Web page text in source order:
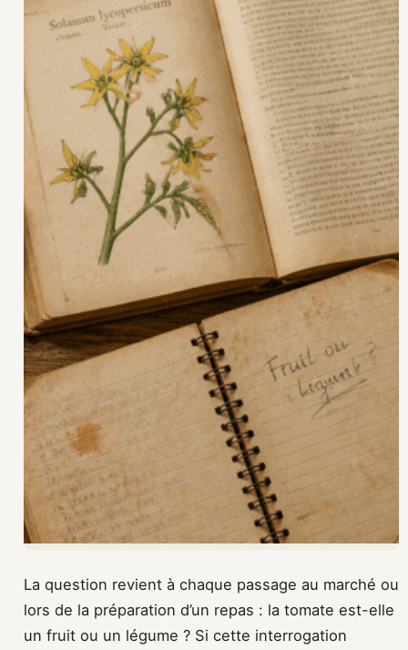
La question revient à chaque passage au marché ou
lors de la préparation d’un repas : la tomate est-elle
un fruit ou un légume ? Si cette interrogation